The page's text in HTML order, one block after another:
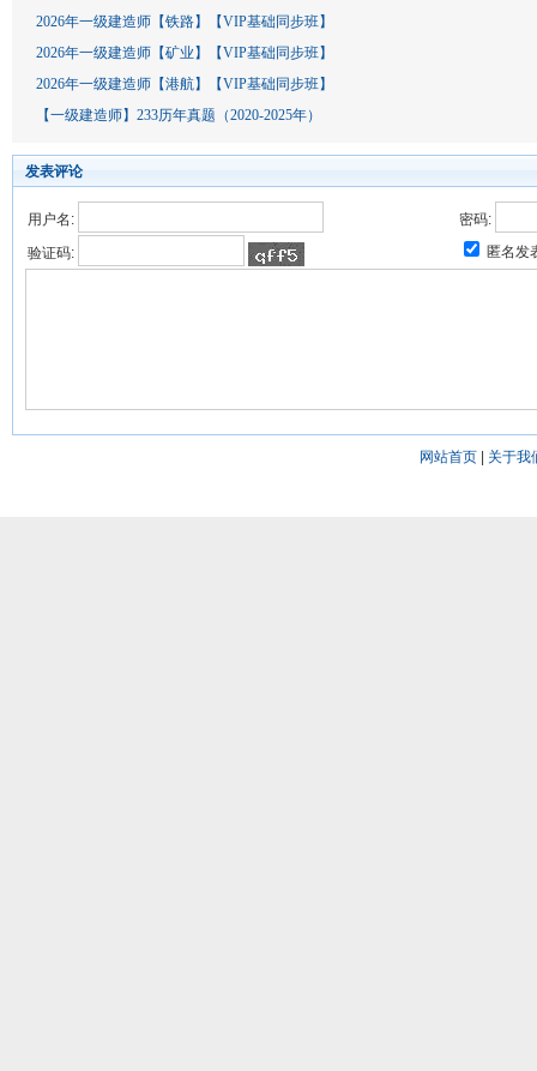
2026年一级建造师【铁路】【VIP基础同步班】
2026年一级建造师【矿业】【VIP基础同步班】
2026年一级建造师【港航】【VIP基础同步班】
【一级建造师】233历年真题（2020-2025年）
发表评论
用户名:
密码:
验证码:
匿名发
网站首页| 关于我